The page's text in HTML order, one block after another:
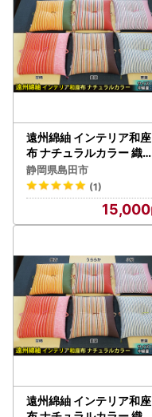
遠州綿紬 インテリア和座
布 ナチュラルカラー 織物
イス ナチュラル 銀杏
静岡県島田市
(1)
15,000
遠州綿紬 インテリア和座